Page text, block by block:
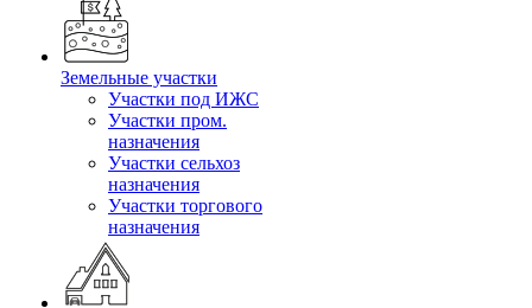
Земельные участки
Участки под ИЖС
Участки пром.
назначения
Участки сельхоз
назначения
Участки торгового
назначения